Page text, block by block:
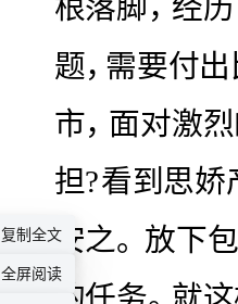
复制全文
全屏阅读